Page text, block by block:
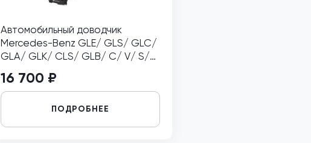
Автомобильный доводчик
Mercedes-Benz GLE/ GLS/ GLC/
GLA/ GLK/ CLS/ GLB/ C/ V/ S/
16 700 ₽
ПОДРОБНЕЕ